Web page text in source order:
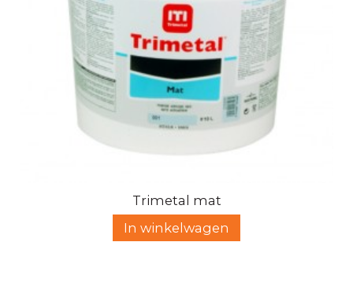
Trimetal mat
In winkelwagen